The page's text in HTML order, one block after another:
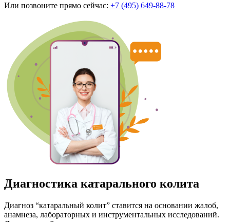
Или позвоните прямо сейчас: +7 (495) 649-88-78
Диагностика катарального колита
Диагноз “катаральный колит” ставится на основании жалоб,
анамнеза, лабораторных и инструментальных исследований.